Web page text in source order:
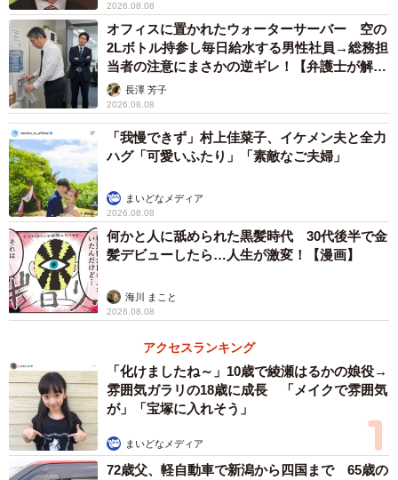
2026.08.08
オフィスに置かれたウォーターサーバー 空の
2Lボトル持参し毎日給水する男性社員→総務担
当者の注意にまさかの逆ギレ！【弁護士が解
説】長澤 芳子
2026.08.08
「我慢できず」村上佳菜子、イケメン夫と全力
ハグ「可愛いふたり」「素敵なご夫婦」
まいどなメディア
2026.08.08
何かと人に舐められた黒髪時代 30代後半で金
髪デビューしたら…人生が激変！【漫画】
海川 まこと
2026.08.08
アクセスランキング
「化けましたね～」10歳で綾瀬はるかの娘役→
雰囲気ガラリの18歳に成長 「メイクで雰囲気
が」「宝塚に入れそう」
まいどなメディア
72歳父、軽自動車で新潟から四国まで 65歳の